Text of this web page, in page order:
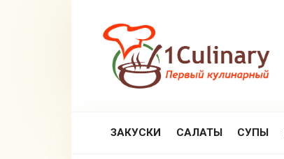
ЗАКУСКИ САЛАТЫ СУПЫ